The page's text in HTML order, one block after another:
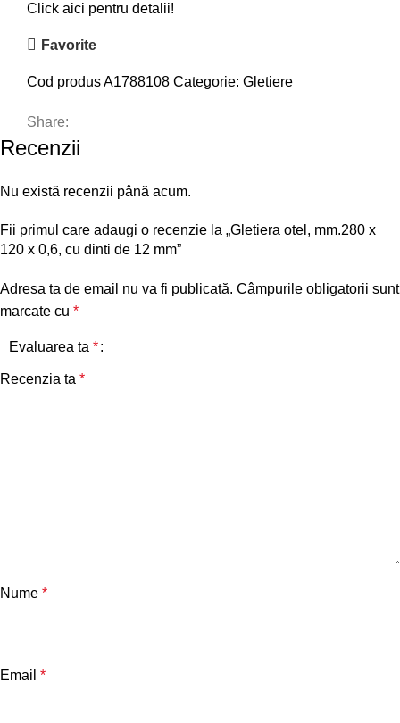
Click aici pentru detalii!
Favorite
Cod produsA1788108 Categorie: Gletiere
Share:
Recenzii
Nu există recenzii până acum.
Fii primul care adaugi o recenzie la „Gletiera otel, mm.280 x
120 x 0,6, cu dinti de 12 mm”
Adresa ta de email nu va fi publicată. Câmpurile obligatorii sunt
marcate cu *
Evaluarea ta *
Recenzia ta *
Nume *
Email *